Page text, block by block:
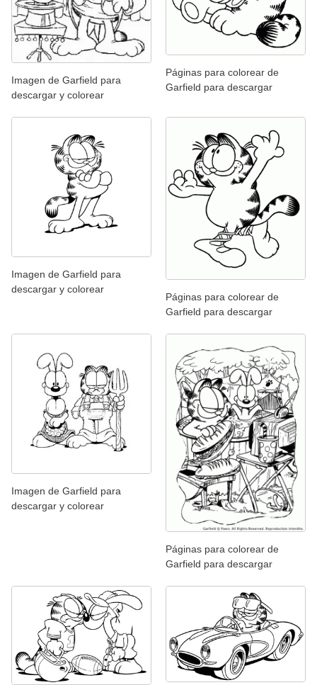
Imagen de Garfield para
descargar y colorear
Páginas para colorear de
Garfield para descargar
Imagen de Garfield para
descargar y colorear
Páginas para colorear de
Garfield para descargar
Imagen de Garfield para
descargar y colorear
Páginas para colorear de
Garfield para descargar